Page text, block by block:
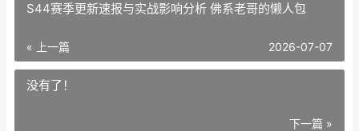
S44赛季更新速报与实战影响分析 佛系老哥的懒人包
« 上一篇 2026-07-07
没有了！
下一篇 »